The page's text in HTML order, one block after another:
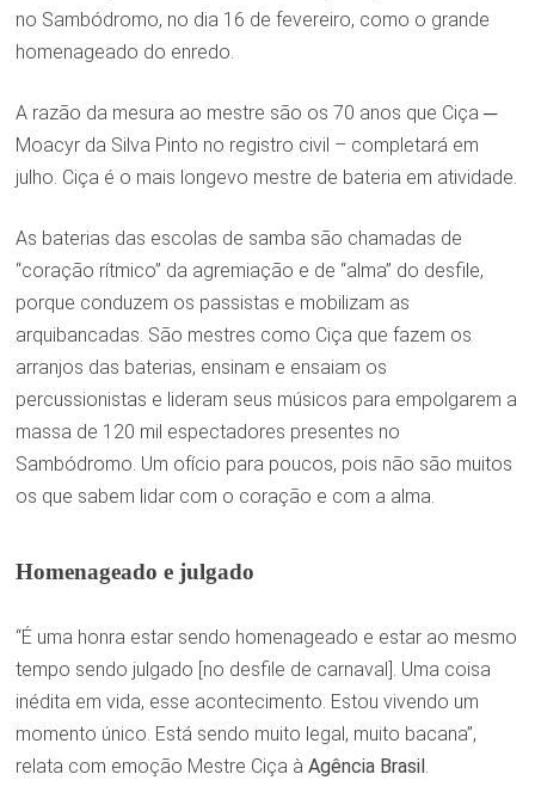
no Sambódromo, no dia 16 de fevereiro, como o grande
homenageado do enredo.
A razão da mesura ao mestre são os 70 anos que Ciça ─
Moacyr da Silva Pinto no registro civil – completará em
julho. Ciça é o mais longevo mestre de bateria em atividade.
As baterias das escolas de samba são chamadas de
“coração rítmico” da agremiação e de “alma” do desfile,
porque conduzem os passistas e mobilizam as
arquibancadas. São mestres como Ciça que fazem os
arranjos das baterias, ensinam e ensaiam os
percussionistas e lideram seus músicos para empolgarem a
massa de 120 mil espectadores presentes no
Sambódromo. Um ofício para poucos, pois não são muitos
os que sabem lidar com o coração e com a alma.
Homenageado e julgado
“É uma honra estar sendo homenageado e estar ao mesmo
tempo sendo julgado [no desfile de carnaval]. Uma coisa
inédita em vida, esse acontecimento. Estou vivendo um
momento único. Está sendo muito legal, muito bacana”,
relata com emoção Mestre Ciça à Agência Brasil.